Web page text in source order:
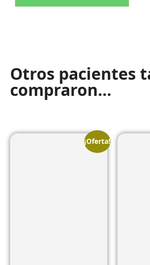
Otros pacientes
compraron...
¡Oferta!